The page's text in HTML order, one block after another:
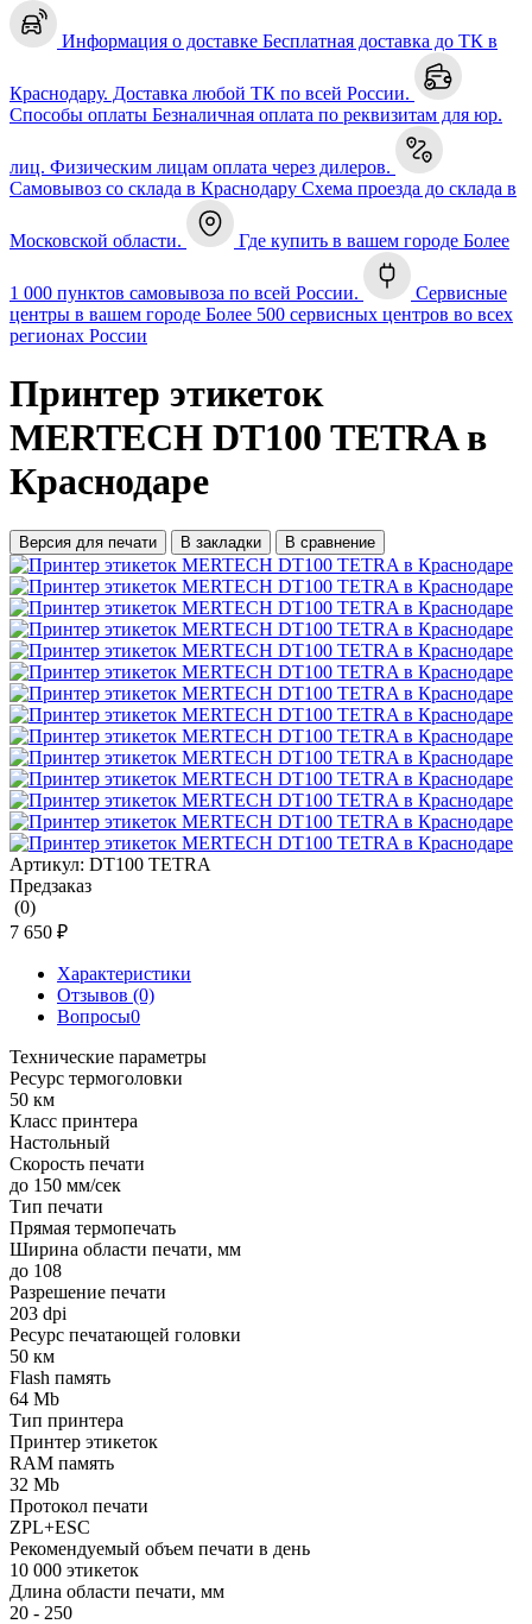
Информация о доставке Бесплатная доставка до ТК в
Краснодару. Доставка любой ТК по всей России.
Способы оплаты Безналичная оплата по реквизитам для юр.
лиц. Физическим лицам оплата через дилеров.
Самовывоз со склада в Краснодару Схема проезда до склада в
Московской области. Где купить в вашем городе Более
1 000 пунктов самовывоза по всей России.
Сервисные
центры в вашем городе Более 500 сервисных центров во всех
регионах России
Принтер этикеток
MERTECH DT100 TETRA в
Краснодаре
Версия для печати В закладки В сравнение
Артикул: DT100 TETRA
Предзаказ
(0)
7 650 ₽
Характеристики
Отзывов (0)
Вопросы0
Технические параметры
Ресурс термоголовки
50 км
Класс принтера
Настольный
Скорость печати
до 150 мм/сек
Тип печати
Прямая термопечать
Ширина области печати, мм
до 108
Разрешение печати
203 dpi
Ресурс печатающей головки
50 км
Flash память
64 Mb
Тип принтера
Принтер этикеток
RAM память
32 Mb
Протокол печати
ZPL+ESC
Рекомендуемый объем печати в день
10 000 этикеток
Длина области печати, мм
20 - 250